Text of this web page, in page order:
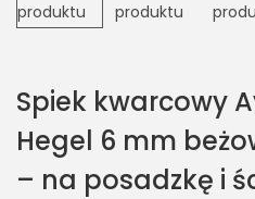
Spiek kwarcowy
Hegel 6 mm
– na posadzkę i